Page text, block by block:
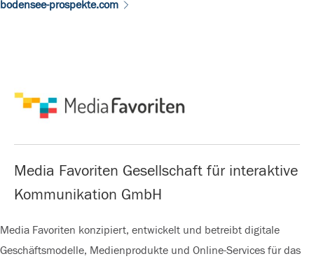
bodensee-prospekte.com
Media Favoriten Gesellschaft für interaktive
Kommunikation GmbH
Media Favoriten konzipiert, entwickelt und betreibt digitale
Geschäftsmodelle, Medienprodukte und Online-Services für das